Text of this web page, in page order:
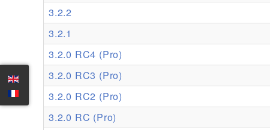
3.2.2
3.2.1
3.2.0 RC4 (Pro)
3.2.0 RC3 (Pro)
3.2.0 RC2 (Pro)
3.2.0 RC (Pro)